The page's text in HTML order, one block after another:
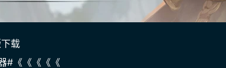
载
#《《《《《